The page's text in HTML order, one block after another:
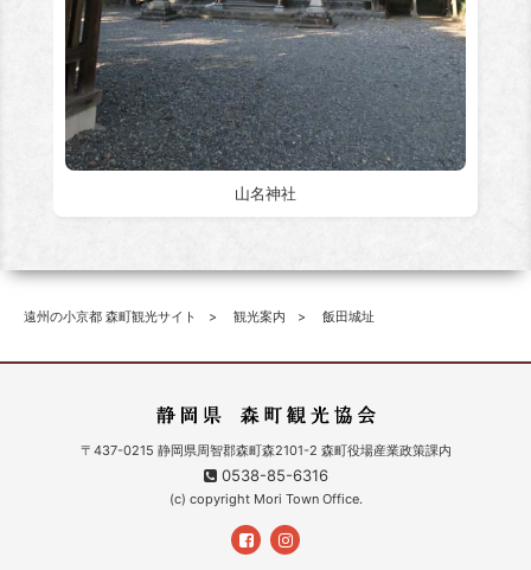
山名神社
遠州の小京都 森町観光サイト 観光案内 飯田城址
〒437-0215 静岡県周智郡森町森2101-2 森町役場産業政策課内
0538-85-6316
(c) copyright Mori Town Office.